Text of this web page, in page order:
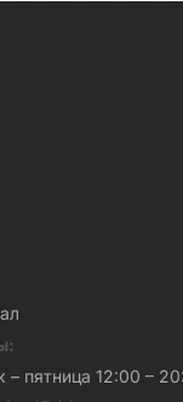
– пятница 12:00 –